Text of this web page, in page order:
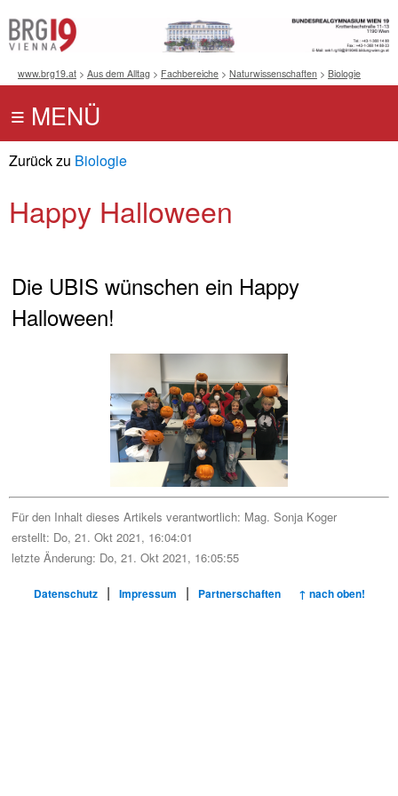
www.brg19.at > Aus dem Alltag > Fachbereiche > Naturwissenschaften > Biologie
Zurück zu Biologie
Happy Halloween
Die UBIS wünschen ein Happy
Halloween!
Für den Inhalt dieses Artikels verantwortlich: Mag. Sonja Koger
erstellt: Do, 21. Okt 2021, 16:04:01
letzte Änderung: Do, 21. Okt 2021, 16:05:55
Datenschutz | Impressum | Partnerschaften ↑ nach oben!